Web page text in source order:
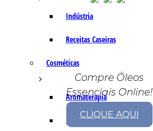
Indústria
Receitas Caseiras
Cosméticas
Aromaterapia
Fórmulas Caseiras
Compre Óleos
Essenciais Online!
CLIQUE AQUI